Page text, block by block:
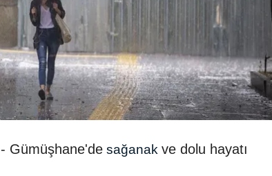
- Gümüşhane'de sağanak ve dolu hayatı